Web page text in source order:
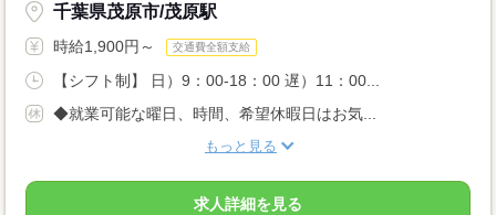
千葉県茂原市/茂原駅
時給1,900円～ 交通費全額支給
【シフト制】 日）9：00-18：00 遅）11：00...
◆就業可能な曜日、時間、希望休暇日はお気...
もっと見る
求人詳細を見る